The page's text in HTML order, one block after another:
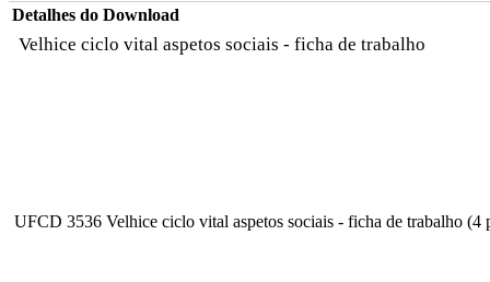
Detalhes do Download
Velhice ciclo vital aspetos sociais - ficha de trabalho
UFCD 3536 Velhice ciclo vital aspetos sociais - ficha de trabalho (4